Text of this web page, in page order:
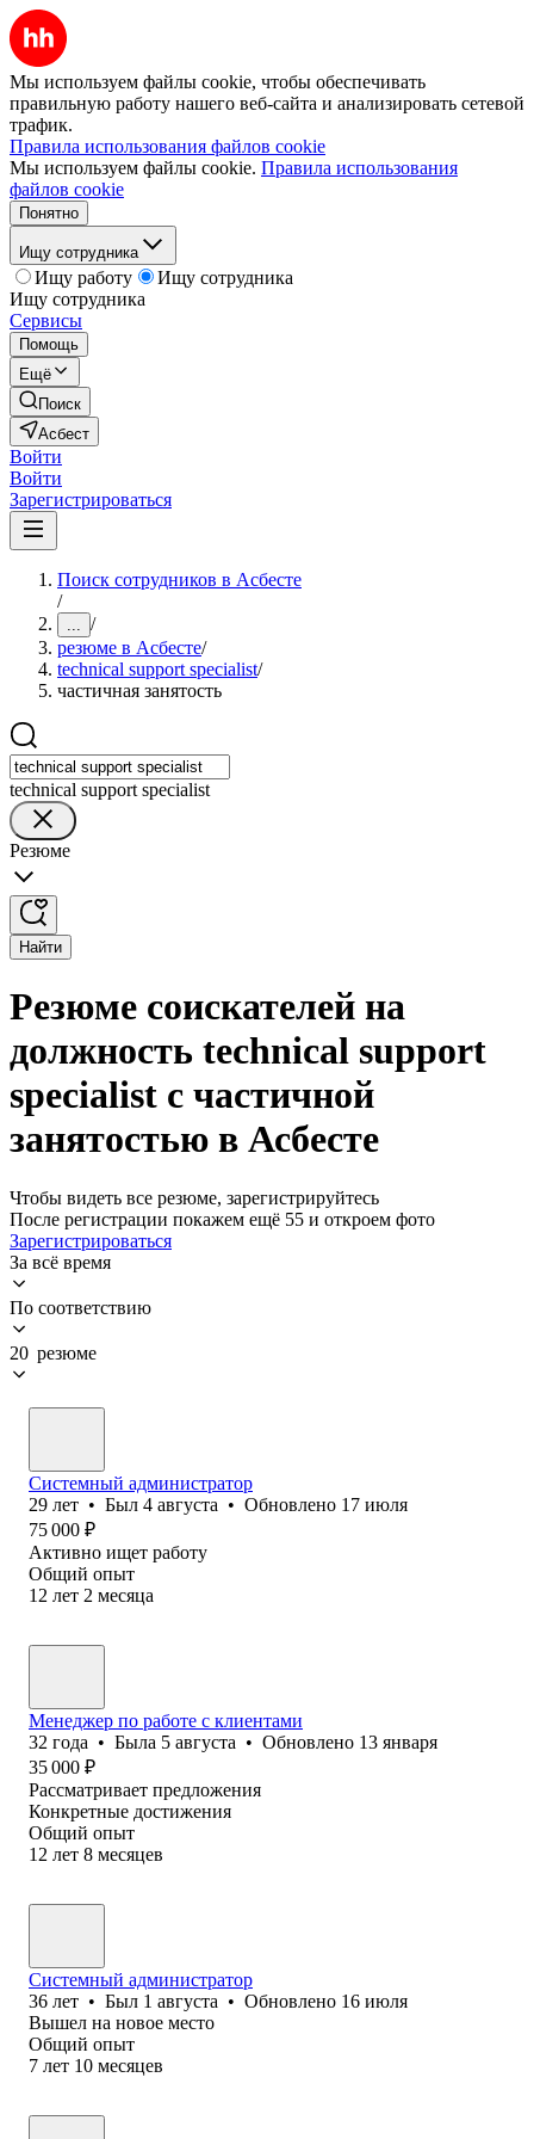
Мы используем файлы cookie, чтобы обеспечивать
правильную работу нашего веб-сайта и анализировать сетевой
трафик.
Правила использования файлов cookie
Мы используем файлы cookie. Правила использования
файлов cookie
Понятно
Ищу сотрудника
Ищу работу
Ищу сотрудника
Ищу сотрудника
Сервисы
Помощь
Ещё
Поиск
Асбест
Войти
Войти
Зарегистрироваться
Поиск сотрудников в Асбесте
/
... /
резюме в Асбесте/
technical support specialist/
частичная занятость
technical support specialist
Резюме
Найти
Резюме соискателей на
должность technical support
specialist с частичной
занятостью в Асбесте
Чтобы видеть все резюме, зарегистрируйтесь
После регистрации покажем ещё 55 и откроем фото
Зарегистрироваться
За всё время
По соответствию
20 резюме
Системный администратор
29 лет • Был 4 августа • Обновлено 17 июля
75 000 ₽
Активно ищет работу
Общий опыт
12 лет 2 месяца
Менеджер по работе с клиентами
32 года • Была 5 августа • Обновлено 13 января
35 000 ₽
Рассматривает предложения
Конкретные достижения
Общий опыт
12 лет 8 месяцев
Системный администратор
36 лет • Был 1 августа • Обновлено 16 июля
Вышел на новое место
Общий опыт
7 лет 10 месяцев